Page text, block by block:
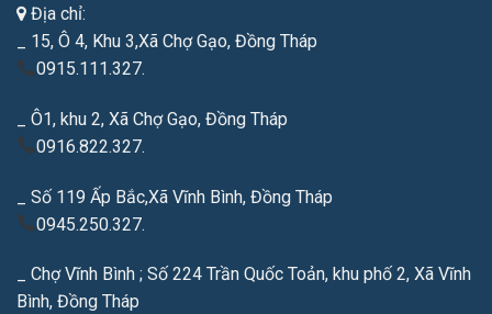
Địa chỉ:
_ 15, Ô 4, Khu 3,Xã Chợ Gạo, Đồng Tháp
0915.111.327.
_ Ô1, khu 2, Xã Chợ Gạo, Đồng Tháp
0916.822.327.
_ Số 119 Ấp Bắc,Xã Vĩnh Bình, Đồng Tháp
0945.250.327.
_ Chợ Vĩnh Bình ; Số 224 Trần Quốc Toản, khu phố 2, Xã Vĩnh
Bình, Đồng Tháp